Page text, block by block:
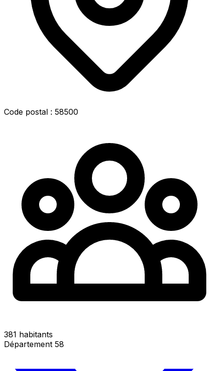
Code postal : 58500
381 habitants
Département 58